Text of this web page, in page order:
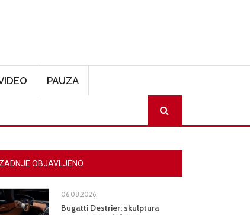
PAUZA
ZADNJE OBJAVLJENO
06.08.2026.
Bugatti Destrier: skulptura